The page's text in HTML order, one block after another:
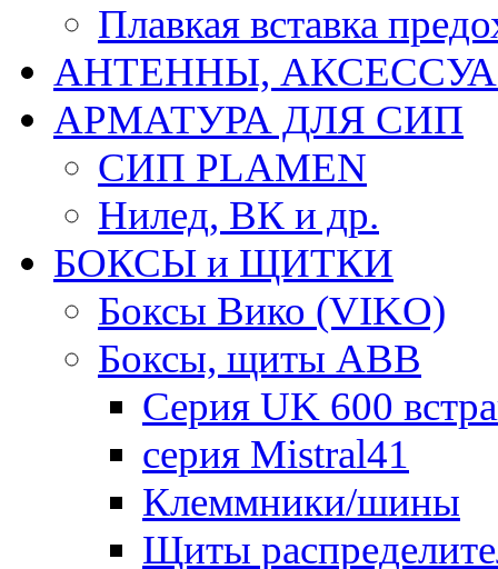
Плавкая вставка
АНТЕННЫ,
АРМАТУРА ДЛЯ СИП
СИП PLAMEN
Нилед, ВК и др.
БОКСЫ и ЩИТКИ
Боксы Вико (VIKO)
Боксы, щиты ABB
Серия UK 600
серия Mistral41
Клеммники/шины
Щиты